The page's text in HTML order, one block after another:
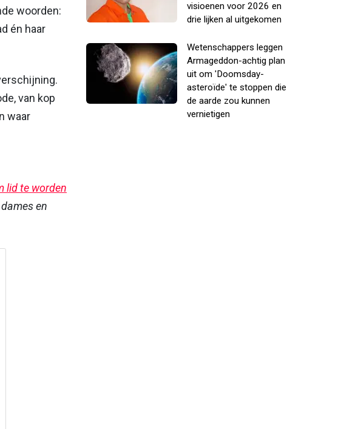
woorden:
én haar
van kop
waar
lid te worden
en
visioenen voor 2026 en
drie lijken al uitgekomen
Wetenschappers leggen
Armageddon-achtig plan
uit om 'Doomsday-
asteroïde' te stoppen die
de aarde zou kunnen
vernietigen